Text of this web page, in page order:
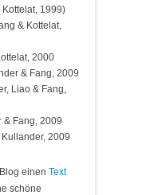
1999)
& Kottelat,
2000
& Fang, 2009
Liao & Fang,
& Fang, 2009
2009
einen Text
schöne